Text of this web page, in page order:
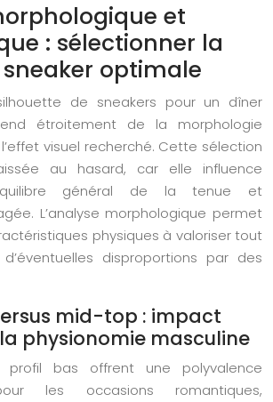
et
: sélectionner la
optimale
de sneakers pour un dîner
étroitement de la morphologie
visuel recherché. Cette sélection
au hasard, car elle influence
général de la tenue et
L’analyse morphologique permet
physiques à valoriser tout
disproportions par des
mid-top : impact
physionomie masculine
profil bas offrent une polyvalence
les occasions romantiques,